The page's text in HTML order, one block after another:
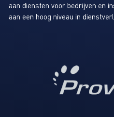
aan diensten voor bedrijven en
aan een hoog niveau in